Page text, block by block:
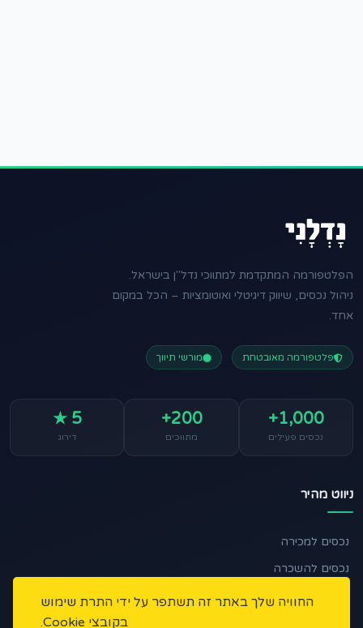
הפלטפורמה המתקדמת למתווכי נדל"ן בישראל.
ניהול נכסים, שיווק דיגיטלי ואוטומציות – הכל במקום
אחד.
פלטפורמה מאובטחת מורשי תיווך
1,000+
נכסים פעילים
200+
מתווכים
5 ★
דירוג
ניווט מהיר
נכסים למכירה
נכסים להשכרה
החוויה שלך באתר זה תשתפר על ידי התרת שימוש
בקובצי Cookie.